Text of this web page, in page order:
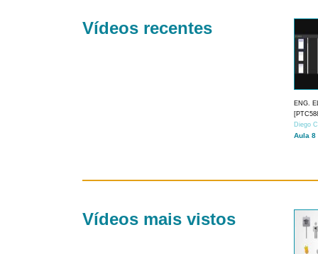
Vídeos recentes
ENG.
Diego
Aula 8
Vídeos mais vistos